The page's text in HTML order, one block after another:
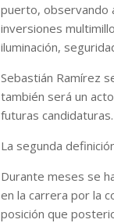
puerto, observando
inversiones
iluminación,
Sebastián Ramírez
también será un
futuras candidaturas.
La segunda
Durante meses se
en la carrera por la
posición que